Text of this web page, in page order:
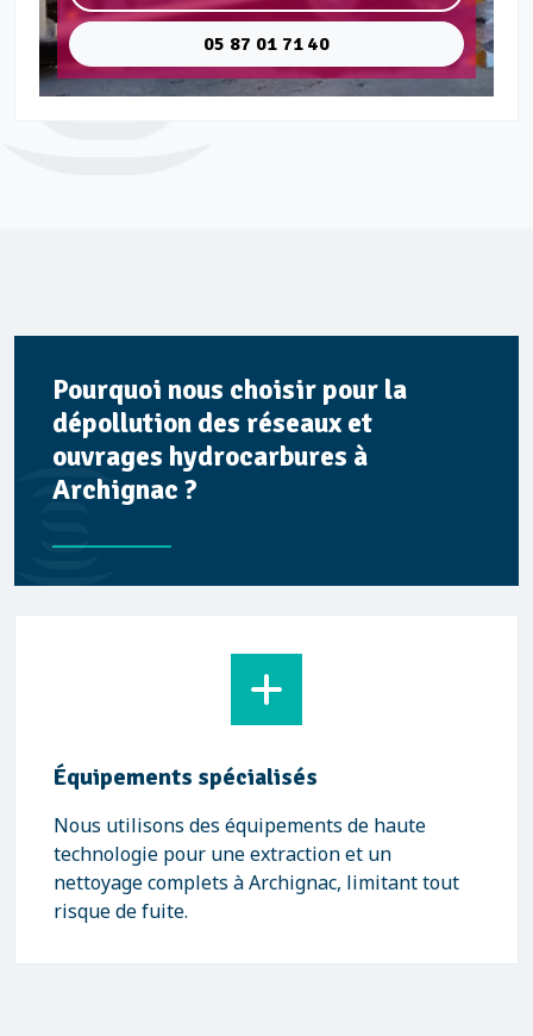
05 87 01 71 40
Pourquoi nous choisir pour la
dépollution des réseaux et
ouvrages hydrocarbures à
Archignac ?
Équipements spécialisés
Nous utilisons des équipements de haute
technologie pour une extraction et un
nettoyage complets à Archignac, limitant tout
risque de fuite.